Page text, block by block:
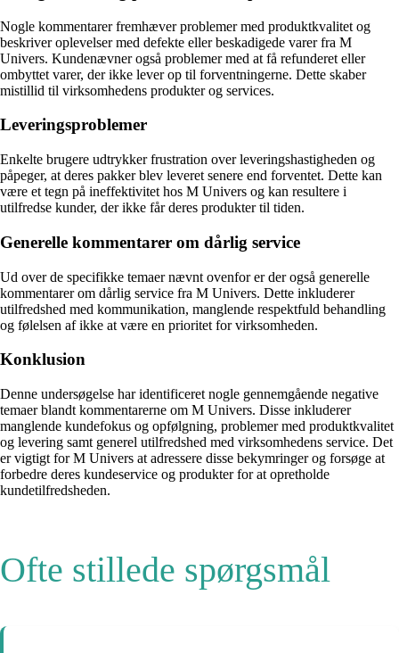
Nogle kommentarer fremhæver problemer med produktkvalitet og
beskriver oplevelser med defekte eller beskadigede varer fra M
Univers. Kundenævner også problemer med at få refunderet eller
ombyttet varer, der ikke lever op til forventningerne. Dette skaber
mistillid til virksomhedens produkter og services.
Leveringsproblemer
Enkelte brugere udtrykker frustration over leveringshastigheden og
påpeger, at deres pakker blev leveret senere end forventet. Dette kan
være et tegn på ineffektivitet hos M Univers og kan resultere i
utilfredse kunder, der ikke får deres produkter til tiden.
Generelle kommentarer om dårlig service
Ud over de specifikke temaer nævnt ovenfor er der også generelle
kommentarer om dårlig service fra M Univers. Dette inkluderer
utilfredshed med kommunikation, manglende respektfuld behandling
og følelsen af ikke at være en prioritet for virksomheden.
Konklusion
Denne undersøgelse har identificeret nogle gennemgående negative
temaer blandt kommentarerne om M Univers. Disse inkluderer
manglende kundefokus og opfølgning, problemer med produktkvalitet
og levering samt generel utilfredshed med virksomhedens service. Det
er vigtigt for M Univers at adressere disse bekymringer og forsøge at
forbedre deres kundeservice og produkter for at opretholde
kundetilfredsheden.
Ofte stillede spørgsmål